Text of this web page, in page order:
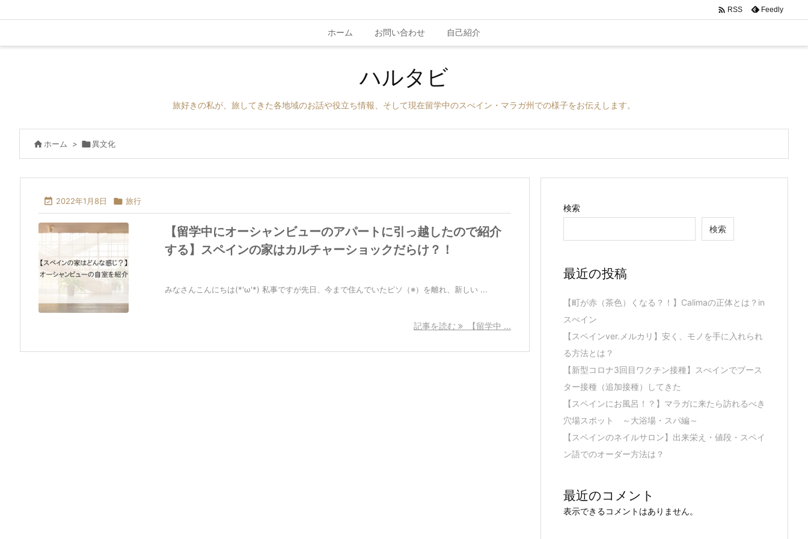
ホーム お問い合わせ 自己紹介
 RSS Feedly
ハルタビ
旅好きの私が、旅してきた各地域のお話や役立ち情報、そして現在留学中のスぺイン・マラガ州での様子をお伝えします。
 ホーム > 異文化
 2022年1月8日  旅行
【留学中にオーシャンビューのアパートに引っ越したので紹介
する】スペインの家はカルチャーショックだらけ？！
みなさんこんにちは(*'ω'*) 私事ですが先日、今まで住んでいたピソ（※）を離れ、新しい ...
記事を読む 【留学中 ...
検索
検索
最近の投稿
【町が赤（茶色）くなる？！】Calimaの正体とは？in
スぺイン
【スペインver.メルカリ】安く、モノを手に入れられ
る方法とは？
【新型コロナ3回目ワクチン接種】スぺインでブース
ター接種（追加接種）してきた
【スペインにお風呂！？】マラガに来たら訪れるべき
穴場スポット ～大浴場・スパ編～
【スペインのネイルサロン】出来栄え・値段・スペイ
ン語でのオーダー方法は？
最近のコメント
表示できるコメントはありません。